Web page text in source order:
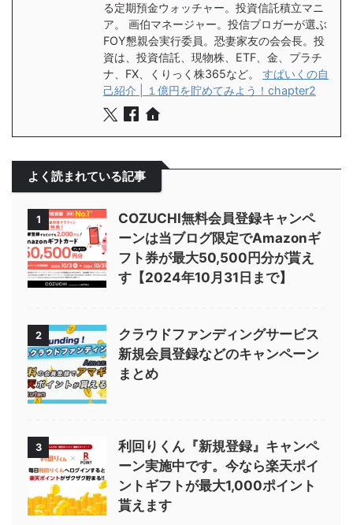
る定期預金ウォッチャー。投資信託積立マニ
ア。 画伯マネージャー。投信ブロガーが選ぶ
FOY懇親会実行委員。恐妻家友の会会長。投
資は、投資信託、現物株、ETF、金、プラチ
ナ、FX、くりっく株365など。 すぱいくの自
己紹介 | １億円を貯めてみよう！chapter2
よく読まれている記事
1
COZUCHI無料会員登録キャンペ
ーンは当ブログ限定でAmazonギ
フト券が最大50,500円分が貰え
す【2024年10月31日まで】
2
クラウドファンディングサービス
新規会員登録などのキャンペーン
まとめ
3
利回りくん『新規登録』キャンペ
ーン実施中です。今なら楽天ポイ
ントギフトが最大1,000ポイント
貰えます